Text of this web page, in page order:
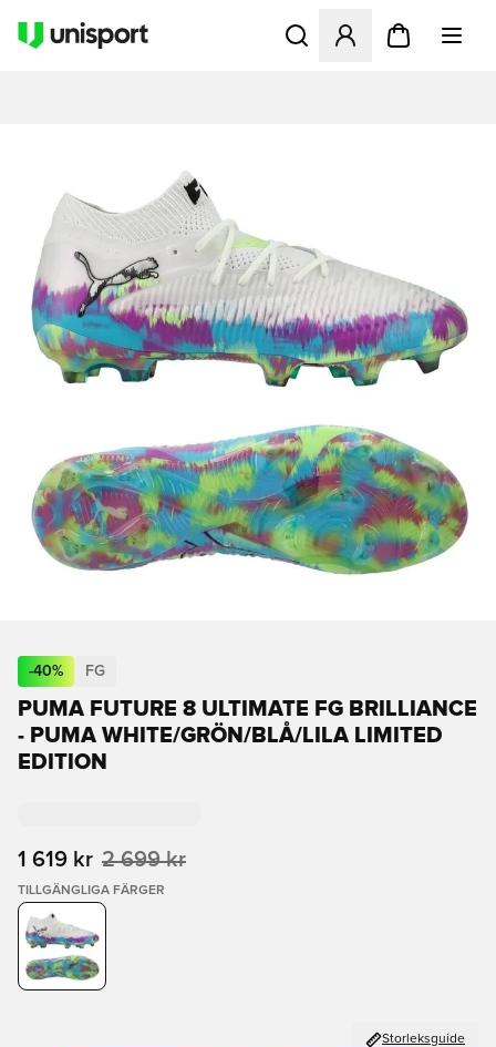
Öppnar en Modal för att
-40% FG
PUMA FUTURE 8 ULTIMATE FG BRILLIANCE
- PUMA WHITE/GRÖN/BLÅ/LILA LIMITED
EDITION
1 619 kr 2 699 kr
TILLGÄNGLIGA FÄRGER
Storleksguide